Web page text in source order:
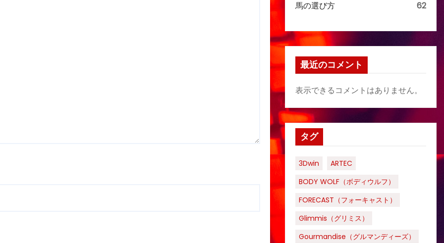
馬の選び方 62
最近のコメント
表示できるコメントはありません。
タグ
3Dwin
ARTEC
BODY WOLF（ボディウルフ）
FORECAST（フォーキャスト）
Glimmis（グリミス）
Gourmandise（グルマンディーズ）